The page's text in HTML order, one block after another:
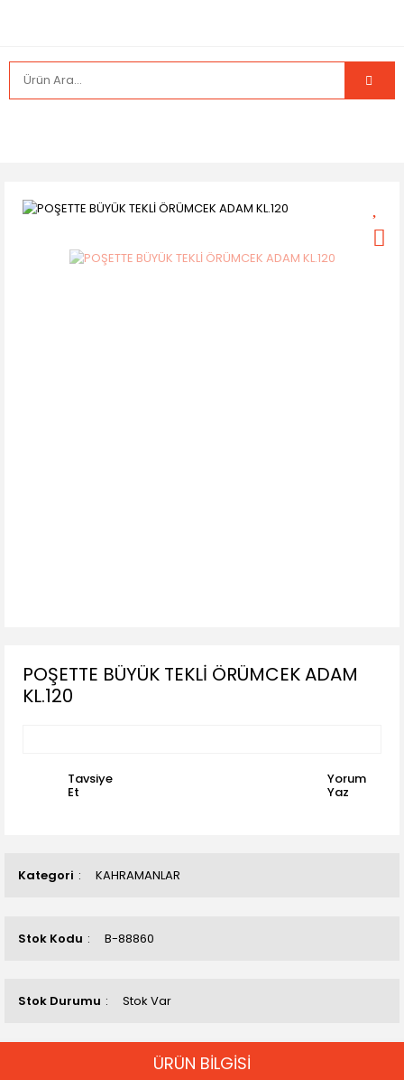
Kategori KAHRAMANLAR
Stok Kodu B-88860
Stok Durumu Stok Var
POŞETTE BÜYÜK TEKLİ ÖRÜMCEK ADAM
KL.120
Tavsiye
Et
Yorum
Yaz
ÜRÜN BİLGİSİ